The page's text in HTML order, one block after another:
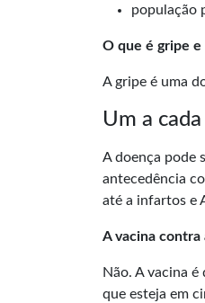
população
O que é gripe e
A gripe é uma
Um a
A doença pode
antecedência
até a infartos e
A vacina contra
Não. A vacina
que esteja em